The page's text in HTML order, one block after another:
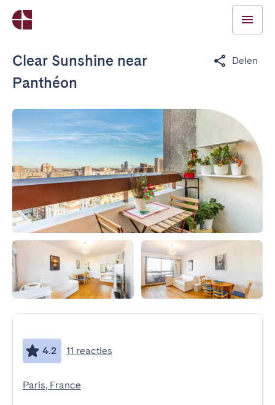
Clear Sunshine near
Panthéon
Delen
4.2 11 reacties
Paris, France